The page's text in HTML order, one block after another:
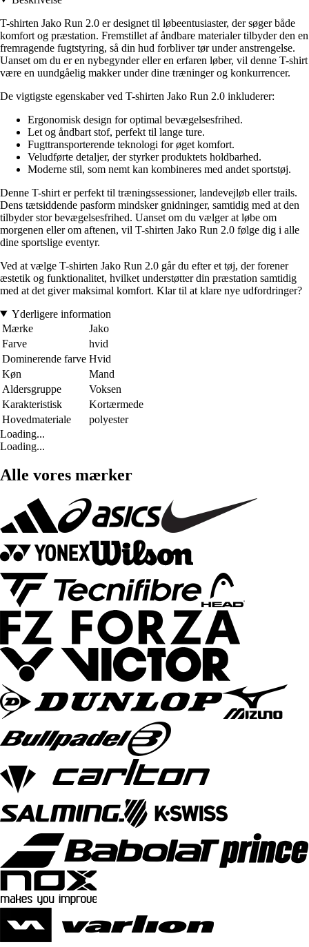
T-shirten Jako Run 2.0 er designet til løbeentusiaster, der søger både
komfort og præstation. Fremstillet af åndbare materialer tilbyder den en
fremragende fugtstyring, så din hud forbliver tør under anstrengelse.
Uanset om du er en nybegynder eller en erfaren løber, vil denne T-shirt
være en uundgåelig makker under dine træninger og konkurrencer.
De vigtigste egenskaber ved T-shirten Jako Run 2.0 inkluderer:
Ergonomisk design for optimal bevægelsesfrihed.
Let og åndbart stof, perfekt til lange ture.
Fugttransporterende teknologi for øget komfort.
Veludførte detaljer, der styrker produktets holdbarhed.
Moderne stil, som nemt kan kombineres med andet sportstøj.
Denne T-shirt er perfekt til træningssessioner, landevejløb eller trails.
Dens tætsiddende pasform mindsker gnidninger, samtidig med at den
tilbyder stor bevægelsesfrihed. Uanset om du vælger at løbe om
morgenen eller om aftenen, vil T-shirten Jako Run 2.0 følge dig i alle
dine sportslige eventyr.
Ved at vælge T-shirten Jako Run 2.0 går du efter et tøj, der forener
æstetik og funktionalitet, hvilket understøtter din præstation samtidig
med at det giver maksimal komfort. Klar til at klare nye udfordringer?
Yderligere information
Mærke
Jako
Farve
hvid
Dominerende farve Hvid
Køn
Mand
Aldersgruppe
Voksen
Karakteristisk
Kortærmede
Hovedmateriale
polyester
Loading...
Loading...
Alle vores mærker